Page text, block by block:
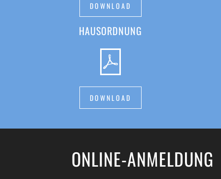
DOWNLOAD
HAUSORDNUNG
DOWNLOAD
ONLINE-ANMELDUNG